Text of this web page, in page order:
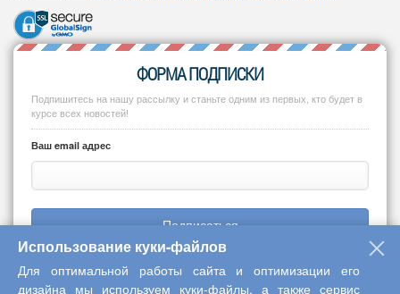
ФОРМА ПОДПИСКИ
Подпишитесь на нашу рассылку и станьте одним из первых, кто будет в
курсе всех новостей!
Ваш email адрес
Подписаться
Использование куки-файлов
Для оптимальной работы сайта и оптимизации его
дизайна мы используем куки-файлы, а также сервис